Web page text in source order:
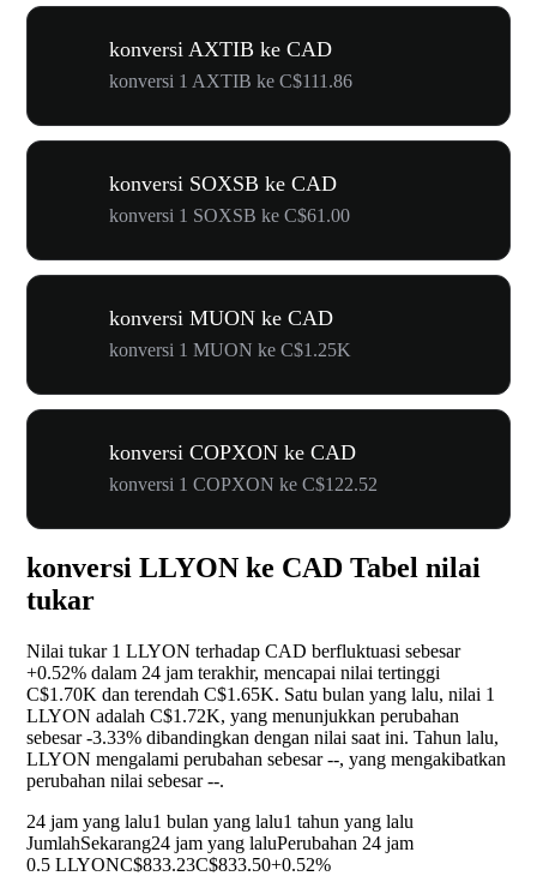
konversi AXTIB ke CAD
konversi 1 AXTIB ke C$111.86
konversi SOXSB ke CAD
konversi 1 SOXSB ke C$61.00
konversi MUON ke CAD
konversi 1 MUON ke C$1.25K
konversi COPXON ke CAD
konversi 1 COPXON ke C$122.52
konversi LLYON ke CAD Tabel nilai
tukar
Nilai tukar 1 LLYON terhadap CAD berfluktuasi sebesar
+0.52% dalam 24 jam terakhir, mencapai nilai tertinggi
C$1.70K dan terendah C$1.65K. Satu bulan yang lalu, nilai 1
LLYON adalah C$1.72K, yang menunjukkan perubahan
sebesar-3.33% dibandingkan dengan nilai saat ini. Tahun lalu,
LLYON mengalami perubahan sebesar--, yang mengakibatkan
perubahan nilai sebesar--.
24 jam yang lalu1 bulan yang lalu1 tahun yang lalu
JumlahSekarang24 jam yang laluPerubahan 24 jam
0.5 LLYONC$833.23C$833.50+0.52%